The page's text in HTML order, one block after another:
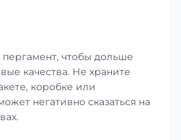
чтобы дольше
качества. Не храните
коробке или
негативно сказаться на